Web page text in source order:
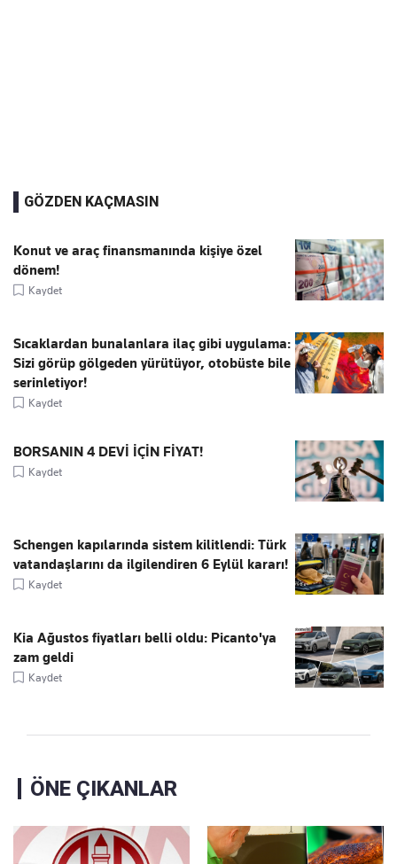
GÖZDEN KAÇMASIN
Konut ve araç finansmanında kişiye özel
dönem!
Kaydet
Sıcaklardan bunalanlara ilaç gibi uygulama:
Sizi görüp gölgeden yürütüyor, otobüste bile
serinletiyor!
Kaydet
BORSANIN 4 DEVİ İÇİN FİYAT!
Kaydet
Schengen kapılarında sistem kilitlendi: Türk
vatandaşlarını da ilgilendiren 6 Eylül kararı!
Kaydet
Kia Ağustos fiyatları belli oldu: Picanto'ya
zam geldi
Kaydet
ÖNE ÇIKANLAR